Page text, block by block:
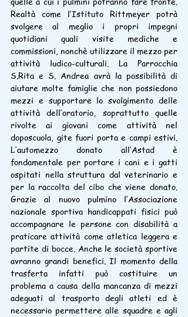
Realtà come l’Istituto Rittmeyer potrà
svolgere al meglio i propri impegni
quotidiani quali visite mediche e
commissioni, nonchè utilizzare il mezzo per
attività ludico-culturali. La Parrocchia
S.Rita e S. Andrea avrà la possibilità di
aiutare molte famiglie che non possiedono
mezzi e supportare lo svolgimento delle
attività dell’oratorio, soprattutto quelle
rivolte ai giovani come attività nel
doposcuola, gite fuori porta e campi estivi.
L’automezzo donato all’Astad è
fondamentale per portare i cani e i gatti
ospitati nella struttura dal veterinario e
per la raccolta del cibo che viene donato.
Grazie al nuovo pulmino l’Associazione
nazionale sportiva handicappati fisici può
accompagnare le persone con disabilità a
praticare attività come atletica leggera e
partite di bocce. Anche le società sportive
avranno grandi benefici. Il momento della
trasferta infatti può costituire un
problema a causa della mancanza di mezzi
adeguati al trasporto degli atleti ed è
necessario permettere alle squadre e agli